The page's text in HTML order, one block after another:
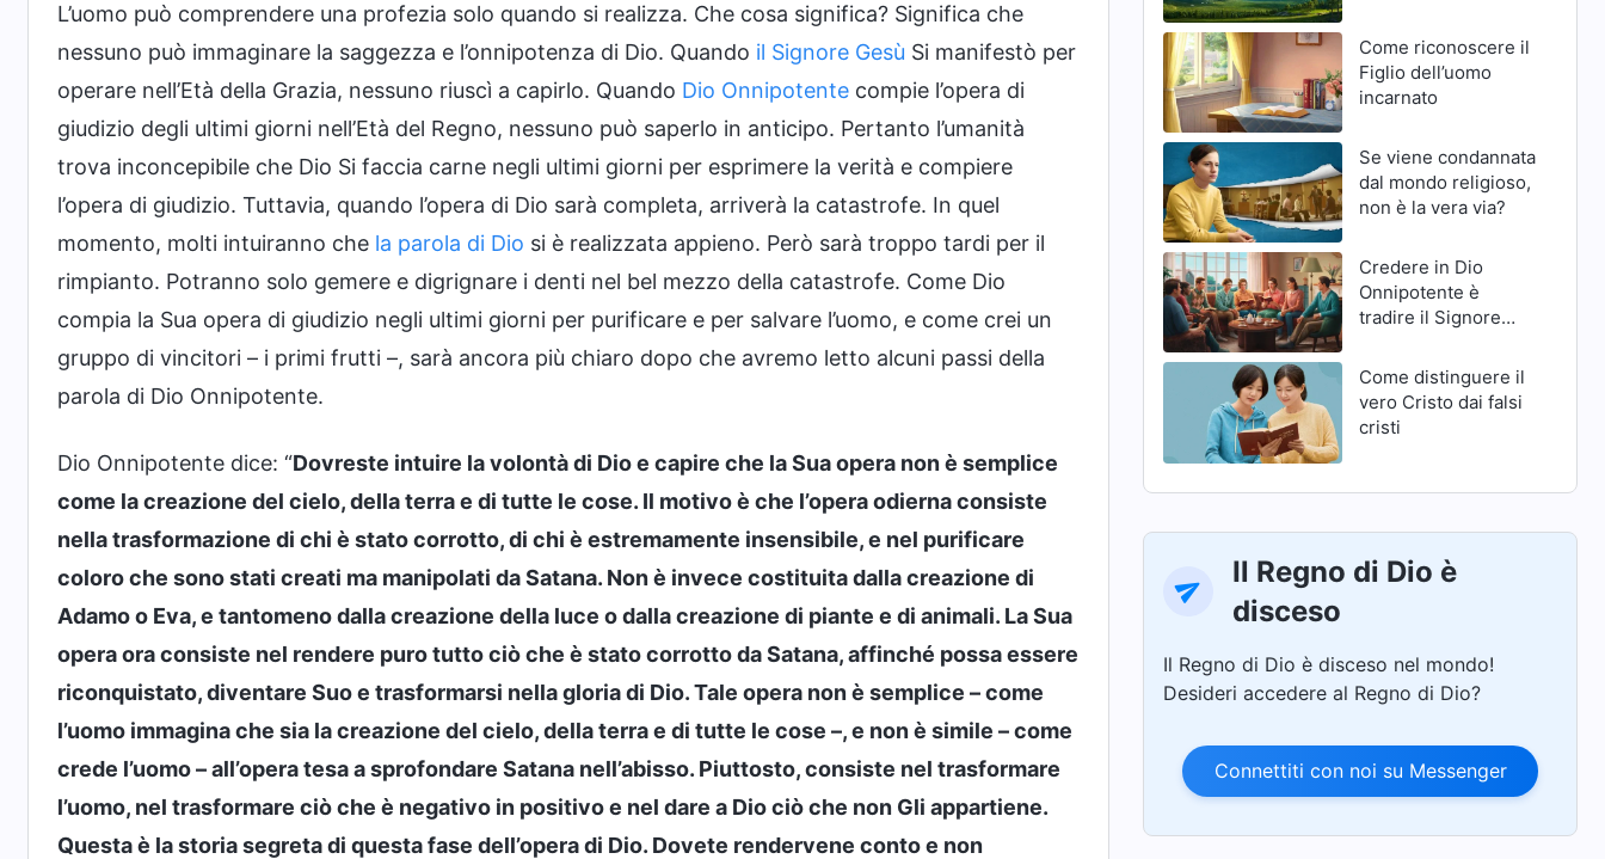
L’uomo può comprendere una profezia solo quando si realizza. Che cosa significa? Significa che
nessuno può immaginare la saggezza e l’onnipotenza di Dio. Quando il Signore Gesù Si manifestò per
operare nell’Età della Grazia, nessuno riuscì a capirlo. Quando Dio Onnipotente compie l’opera di
giudizio degli ultimi giorni nell’Età del Regno, nessuno può saperlo in anticipo. Pertanto l’umanità
trova inconcepibile che Dio Si faccia carne negli ultimi giorni per esprimere la verità e compiere
l’opera di giudizio. Tuttavia, quando l’opera di Dio sarà completa, arriverà la catastrofe. In quel
momento, molti intuiranno che la parola di Dio si è realizzata appieno. Però sarà troppo tardi per il
rimpianto. Potranno solo gemere e digrignare i denti nel bel mezzo della catastrofe. Come Dio
compia la Sua opera di giudizio negli ultimi giorni per purificare e per salvare l’uomo, e come crei un
gruppo di vincitori – i primi frutti –, sarà ancora più chiaro dopo che avremo letto alcuni passi della
parola di Dio Onnipotente.
Dio Onnipotente dice: “Dovreste intuire la volontà di Dio e capire che la Sua opera non è semplice
come la creazione del cielo, della terra e di tutte le cose. Il motivo è che l’opera odierna consiste
nella trasformazione di chi è stato corrotto, di chi è estremamente insensibile, e nel purificare
coloro che sono stati creati ma manipolati da Satana. Non è invece costituita dalla creazione di
Adamo o Eva, e tantomeno dalla creazione della luce o dalla creazione di piante e di animali. La Sua
opera ora consiste nel rendere puro tutto ciò che è stato corrotto da Satana, affinché possa essere
riconquistato, diventare Suo e trasformarsi nella gloria di Dio. Tale opera non è semplice – come
l’uomo immagina che sia la creazione del cielo, della terra e di tutte le cose –, e non è simile – come
crede l’uomo – all’opera tesa a sprofondare Satana nell’abisso. Piuttosto, consiste nel trasformare
l’uomo, nel trasformare ciò che è negativo in positivo e nel dare a Dio ciò che non Gli appartiene.
Questa è la storia segreta di questa fase dell’opera di Dio. Dovete rendervene conto e non
giorni
Come riconoscere il
Figlio dell’uomo
incarnato
Se viene condannata
dal mondo religioso,
non è la vera via?
Credere in Dio
Onnipotente è
tradire il Signore
Come distinguere il
vero Cristo dai falsi
cristi
Il Regno di Dio è
disceso
Il Regno di Dio è disceso nel mondo!
Desideri accedere al Regno di Dio?
Connettiti con noi su Messenger